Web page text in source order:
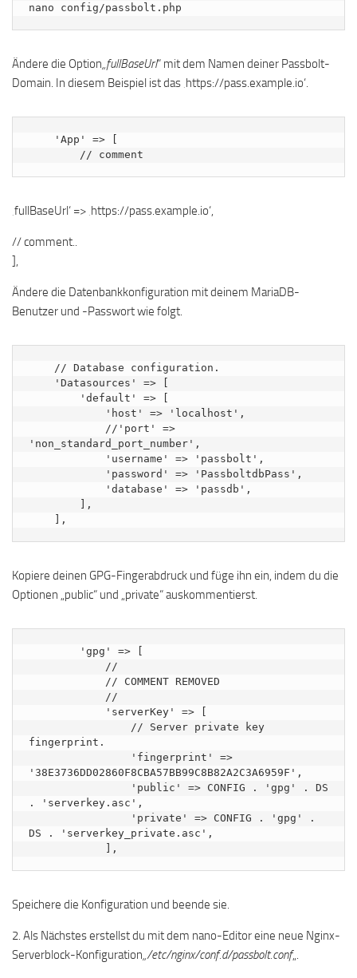
nano config/passbolt.php
Ändere die Option„fullBaseUrl“ mit dem Namen deiner Passbolt-
Domain. In diesem Beispiel ist das ‚https://pass.example.io‘.
'App' => [
// comment
‚fullBaseUrl‘ => ‚https://pass.example.io‘,
// comment..
],
Ändere die Datenbankkonfiguration mit deinem MariaDB-
Benutzer und -Passwort wie folgt.
// Database configuration.
'Datasources' => [
'default' => [
'host' => 'localhost',
//'port' =>
'non_standard_port_number',
'username' => 'passbolt',
'password' => 'PassboltdbPass',
'database' => 'passdb',
],
],
Kopiere deinen GPG-Fingerabdruck und füge ihn ein, indem du die
Optionen „public“ und „private“ auskommentierst.
'gpg' => [
//
// COMMENT REMOVED
//
'serverKey' => [
// Server private key
fingerprint.
'fingerprint' =>
'38E3736DD02860F8CBA57BB99C8B82A2C3A6959F',
'public' => CONFIG . 'gpg' . DS
. 'serverkey.asc',
'private' => CONFIG . 'gpg' .
DS . 'serverkey_private.asc',
],
Speichere die Konfiguration und beende sie.
2. Als Nächstes erstellst du mit dem nano-Editor eine neue Nginx-
Serverblock-Konfiguration„/etc/nginx/conf.d/passbolt.conf„.